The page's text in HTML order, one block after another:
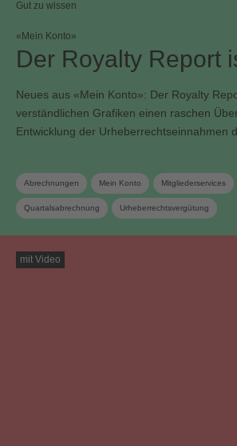
Gut zu wissen
«Mein Konto»
Der Royalty Report
Neues aus «Mein Konto»: Der Royalty
verständlichen Grafiken einen raschen
Entwicklung der Urheberrechtseinnahmen
Abrechnungen Mein Konto Mitgliederservices
Quartalsabrechnung Urheberrechtsvergütung
mit Video